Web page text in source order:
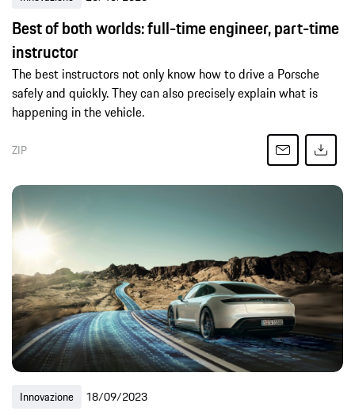
Best of both worlds: full-time engineer, part-time
instructor
The best instructors not only know how to drive a Porsche
safely and quickly. They can also precisely explain what is
happening in the vehicle.
ZIP
Innovazione 18/09/2023